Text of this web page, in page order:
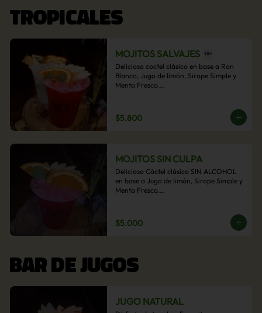
TROPICALES
MOJITOS SALVAJES
Delicioso coctel clásico en base a Ron
Blanco, Jugo de limón, Sirope Simple y
Menta Fresca.
$5.800
MOJITOS SIN CULPA
Delicioso Cóctel clásico SIN ALCOHOL
en base a Jugo de limón, Sirope Simple y
Menta Fresca.
$5.000
BAR DE JUGOS
JUGO NATURAL